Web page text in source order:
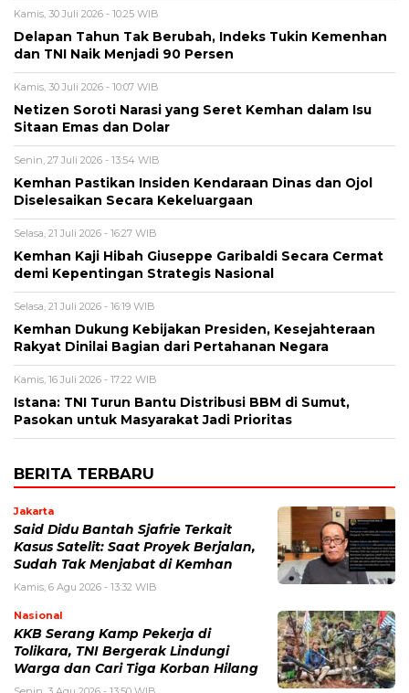
Kamis, 30 Juli 2026 - 10:25 WIB
Delapan Tahun Tak Berubah, Indeks Tukin Kemenhan
dan TNI Naik Menjadi 90 Persen
Kamis, 30 Juli 2026 - 10:07 WIB
Netizen Soroti Narasi yang Seret Kemhan dalam Isu
Sitaan Emas dan Dolar
Senin, 27 Juli 2026 - 13:54 WIB
Kemhan Pastikan Insiden Kendaraan Dinas dan Ojol
Diselesaikan Secara Kekeluargaan
Selasa, 21 Juli 2026 - 16:27 WIB
Kemhan Kaji Hibah Giuseppe Garibaldi Secara Cermat
demi Kepentingan Strategis Nasional
Selasa, 21 Juli 2026 - 16:19 WIB
Kemhan Dukung Kebijakan Presiden, Kesejahteraan
Rakyat Dinilai Bagian dari Pertahanan Negara
Kamis, 16 Juli 2026 - 17:22 WIB
Istana: TNI Turun Bantu Distribusi BBM di Sumut,
Pasokan untuk Masyarakat Jadi Prioritas
BERITA TERBARU
Jakarta
Said Didu Bantah Sjafrie Terkait
Kasus Satelit: Saat Proyek Berjalan,
Sudah Tak Menjabat di Kemhan
Kamis, 6 Agu 2026 - 13:32 WIB
Nasional
KKB Serang Kamp Pekerja di
Tolikara, TNI Bergerak Lindungi
Warga dan Cari Tiga Korban Hilang